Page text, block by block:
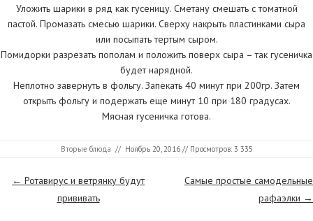
Уложить шарики в ряд как гусеницу. Сметану смешать с томатной
пастой. Промазать смесью шарики. Сверху накрыть пластинками сыра
или посыпать тертым сыром.
Помидорки разрезать пополам и положить поверх сыра – так гусеничка
будет нарядной.
Неплотно завернуть в фольгу. Запекать 40 минут при 200гр. Затем
открыть фольгу и подержать еще минут 10 при 180 градусах.
Мясная гусеничка готова.
Вторые блюда // Ноябрь 20, 2016// Просмотров: 3 335
Страницы
← Ротавирус и ветрянку будут
прививать
Самые простые самодельные
рафаэлки →